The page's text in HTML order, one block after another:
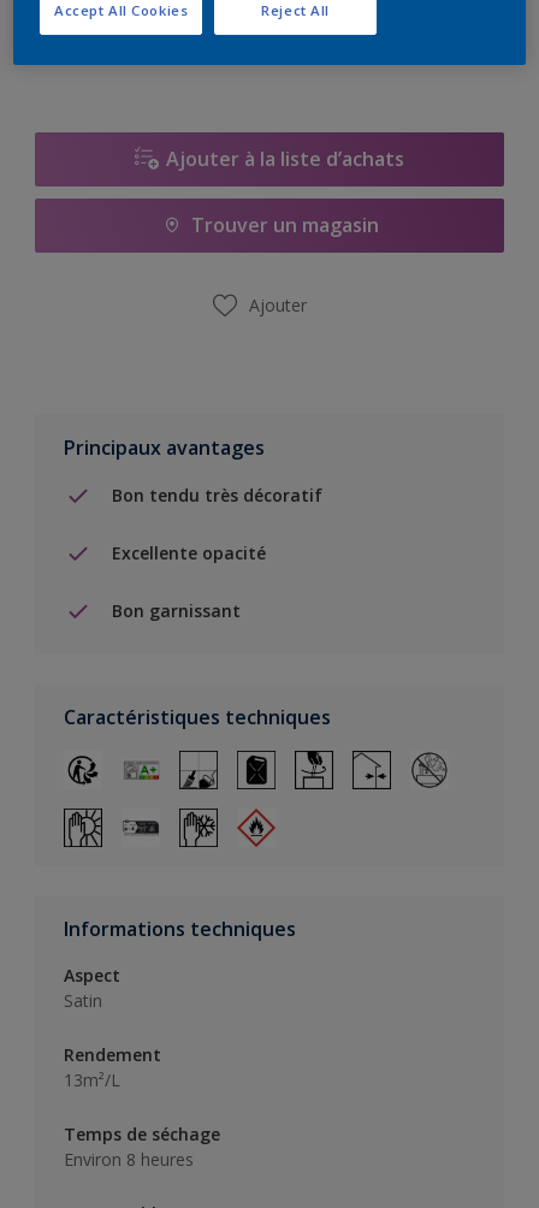
Ajouter à la liste d’achats
Trouver un magasin
Ajouter
Principaux avantages
Bon tendu très décoratif
Excellente opacité
Bon garnissant
Caractéristiques techniques
Informations techniques
Aspect
Satin
Rendement
13m²/L
Temps de séchage
Environ 8 heures
Reject All
Accept All Cookies